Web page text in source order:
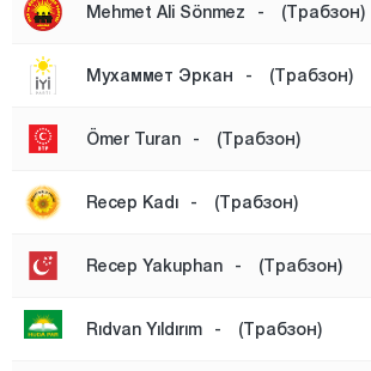
Mehmet Ali Sönmez - (Трабзон)
Мухаммет Эркан - (Трабзон)
Ömer Turan - (Трабзон)
Recep Kadı - (Трабзон)
Recep Yakuphan - (Трабзон)
Rıdvan Yıldırım - (Трабзон)